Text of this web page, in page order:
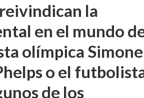
la
en el mundo
olímpica Simone
o el
de los